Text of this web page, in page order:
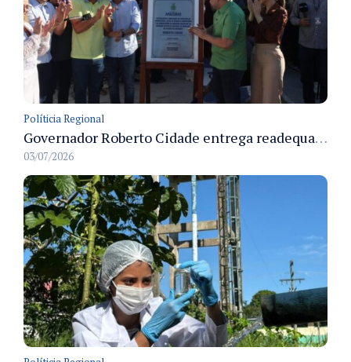
Políticia Regional
Governador Roberto Cidade entrega readequação do ambulatório da FCecon e amplia capacidade de atendimento oncológico em Manaus
03/07/2026